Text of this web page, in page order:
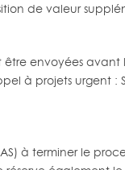
de valeur
envoyées
à projets
à terminer le